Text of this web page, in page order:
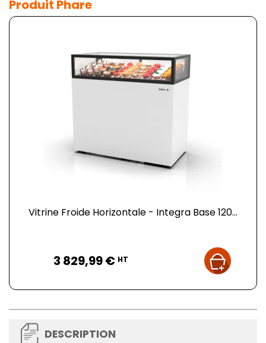
Produit Phare
Vitrine Froide Horizontale - Integra Base 120...
3 829,99 € HT
DESCRIPTION